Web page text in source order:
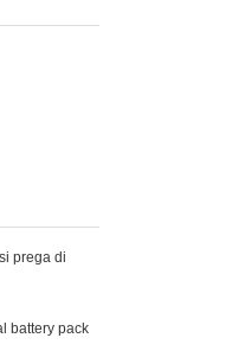
prega di
battery pack